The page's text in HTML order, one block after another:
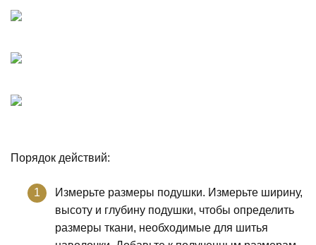
Порядок действий:
Измерьте размеры подушки. Измерьте ширину,
высоту и глубину подушки, чтобы определить
размеры ткани, необходимые для шитья